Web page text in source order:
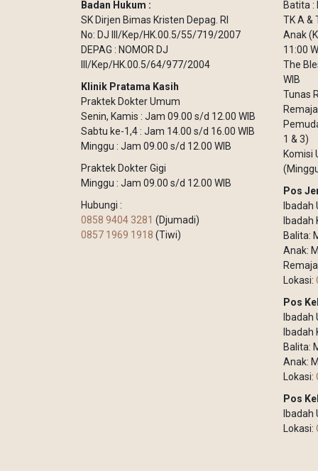
Badan Hukum :
SK Dirjen Bimas Kristen Depag. RI
No: DJ III/Kep/HK.00.5/55/719/2007
DEPAG : NOMOR DJ
III/Kep/HK.00.5/64/977/2004
Klinik Pratama Kasih
Praktek Dokter Umum
Senin, Kamis : Jam 09.00 s/d 12.00 WIB
Sabtu ke-1,4 : Jam 14.00 s/d 16.00 WIB
Minggu : Jam 09.00 s/d 12.00 WIB
Praktek Dokter Gigi
Minggu : Jam 09.00 s/d 12.00 WIB
Hubungi :
0858 9404 3281 (Djumadi)
0857 1969 1918 (Tiwi)
Batita :
TK A &
Anak
11:00
The
WIB
Tunas
1 & 3)
Komisi
Pos
Balita:
Anak:
Lokasi:
Pos
Balita:
Anak:
Lokasi:
Pos
Lokasi: